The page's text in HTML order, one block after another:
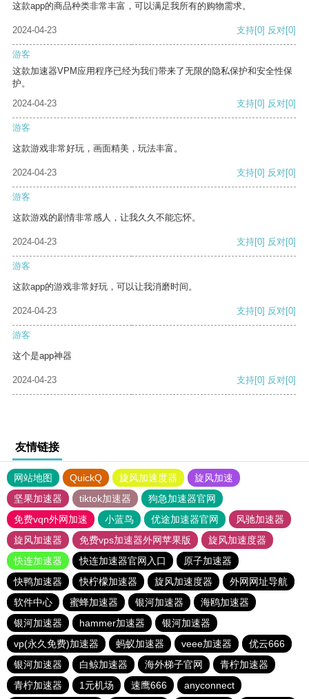
这款app的商品种类非常丰富，可以满足我所有的购物需求。
2024-04-23 支持[0] 反对[0]
游客
这款加速器VPM应用程序已经为我们带来了无限的隐私保护和安全性保
护。
2024-04-23
支持[0] 反对[0]
游客
这款游戏非常好玩，画面精美，玩法丰富。
2024-04-23 支持[0] 反对[0]
游客
这款游戏的剧情非常感人，让我久久不能忘怀。
2024-04-23 支持[0] 反对[0]
游客
这款app的游戏非常好玩，可以让我消磨时间。
2024-04-23 支持[0] 反对[0]
游客
这个是app神器
2024-04-23 支持[0] 反对[0]
友情链接
网站地图 QuickQ 旋风加速度器
旋风加速
坚果加速器
tiktok加速器
狗急加速器官网
免费vqn外网加速
小蓝鸟 优途加速器官网
风驰加速器
旋风加速器
免费vps加速器外网苹果版
旋风加速度器
快连加速器
快连加速器官网入口
原子加速器
快鸭加速器
快柠檬加速器 旋风加速度器
外网网址导航
软件中心
蜜蜂加速器 银河加速器
海鸥加速器
银河加速器
hammer加速器
银河加速器
vp(永久免费)加速器
蚂蚁加速器 veee加速器
优云666
银河加速器
白鲸加速器 海外梯子官网
青柠加速器
青柠加速器
1元机场 速鹰666 anyconnect